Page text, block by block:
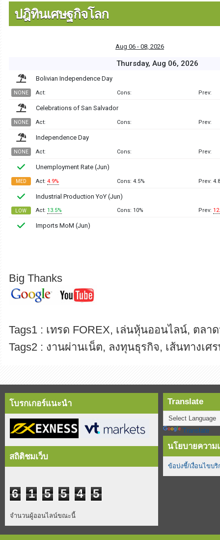
ปฎิทินเศษฐกิจโลก
Big Thanks
Tags1 : เทรด FOREX, เล่นหุ้นออนไลน์, ตลา
Tags2 : งานผ่านเน็ต, ลงทุนธุรกิจ, เส้นทางเศ
โบรกเกอร์แนะนำ
สถิติชมเว็บ
6 1 5 5 4 5
จำนวนผู้ออนไลน์ขณะนี้
Translate
Translate
นโยบายความ
ข้อบ่งชี้/เงื่อนไขบริ